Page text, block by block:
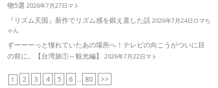
物5選 2026年7月27日マト
『リズム天国』新作でリズム感を鍛え直した話2026年7月24日ロマち
ゃん
ずーーーっと憧れていたあの場所へ！テレビの向こうがついに目
の前に。【台湾旅①～観光編】
2026年7月22日マト
1 2 3 4 5 6 ... 80 >>